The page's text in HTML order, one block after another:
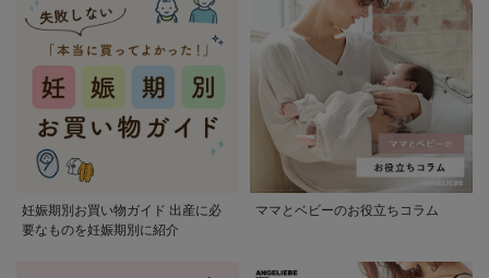
妊娠期別お買い物ガイド 出産に必
要なものを妊娠期別に紹介
ママとベビーのお役立ちコラム